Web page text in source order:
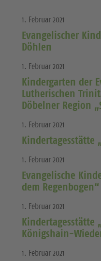
1. Februar 2021
Evangelischer
Döhlen
1. Februar 2021
Kindergarten der
Lutherischen
Döbelner Region
1. Februar 2021
Kindertagesstätte
1. Februar 2021
Evangelische
dem Regenbogen“
1. Februar 2021
Kindertagesstätte
Königshain-
1. Februar 2021